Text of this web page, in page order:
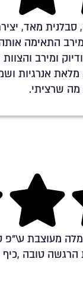
מאד,
התאימה אותה
ומירב
אנרגיות
מה שרציתי.
מעוצבת ע\"פ
הרגשה טובה